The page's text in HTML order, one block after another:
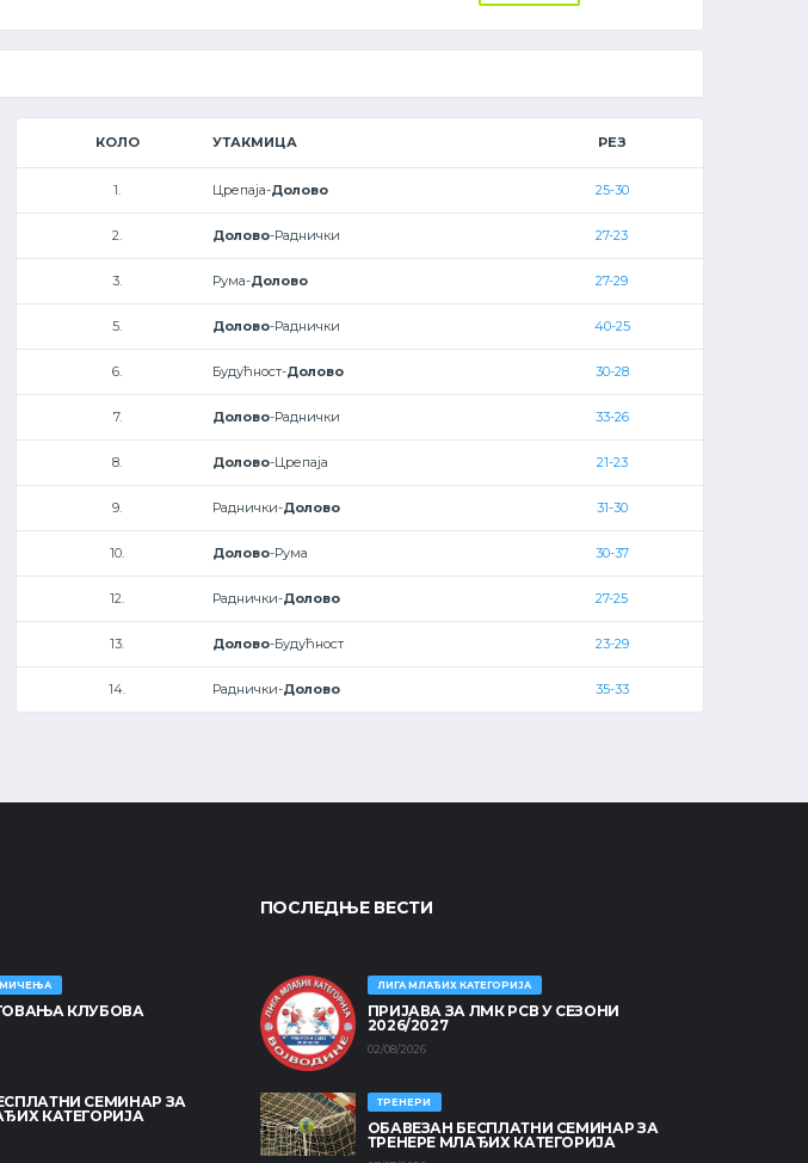
КОЛО УТАКМИЦА РЕЗ
1. Црепаја-Долово 25-30
2. Долово-Раднички 27-23
3. Рума-Долово 27-29
5. Долово-Раднички 40-25
6. Будућност-Долово 30-28
7. Долово-Раднички 33-26
8. Долово-Црепаја 21-23
9. Раднички-Долово 31-30
10. Долово-Рума 30-37
12. Раднички-Долово 27-25
13. Долово-Будућност 23-29
14. Раднички-Долово 35-33
КЛУБОВА
СЕМИНАР ЗА
КАТЕГОРИЈА
ПОСЛЕДЊЕ ВЕСТИ
ЛИГА МЛАЂИХ КАТЕГОРИЈА
ПРИЈАВА ЗА ЛМК РСВ У СЕЗОНИ
2026/2027
02/08/2026
ТРЕНЕРИ
ОБАВЕЗАН БЕСПЛАТНИ СЕМИНАР ЗА
ТРЕНЕРЕ МЛАЂИХ КАТЕГОРИЈА